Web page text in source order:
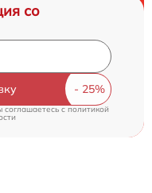
со
соглашаетесь cполитикой